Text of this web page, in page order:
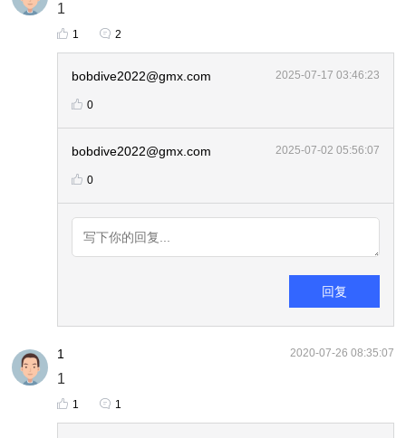
1
1 2
2025-07-17 03:46:23
bobdive2022@gmx.com
0
2025-07-02 05:56:07
bobdive2022@gmx.com
0
回复
2020-07-26 08:35:07
1
1
1 1